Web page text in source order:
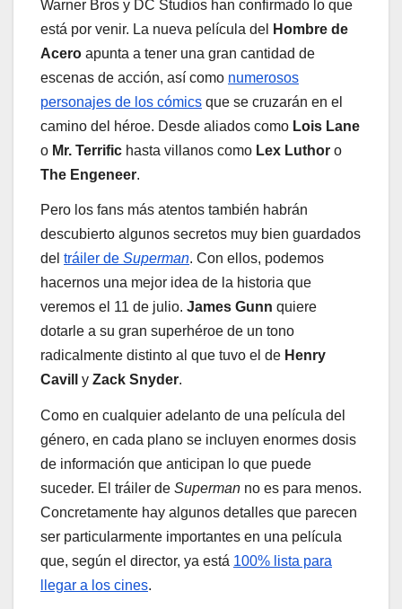
Warner Bros y DC Studios han confirmado lo que
está por venir. La nueva película del
Hombre de
Acero apunta a tener una gran cantidad de
escenas de acción, así como numerosos
personajes de los cómics que se cruzarán en el
camino del héroe. Desde aliados como Lois Lane
o Mr. Terrific hasta villanos como Lex Luthor o
The Engeneer.
Pero los fans más atentos también habrán
descubierto algunos secretos muy bien guardados
del tráiler de Superman. Con ellos, podemos
hacernos una mejor idea de la historia que
veremos el 11 de julio. James Gunn quiere
dotarle a su gran superhéroe de un tono
radicalmente distinto al que tuvo el de Henry
Cavill
y Zack Snyder.
Como en cualquier adelanto de una película del
género, en cada plano se incluyen enormes dosis
de información que anticipan lo que puede
suceder. El tráiler de Superman no es para menos.
Concretamente hay algunos detalles que parecen
ser particularmente importantes en una película
que, según el director, ya está 100% lista para
llegar a los cines.